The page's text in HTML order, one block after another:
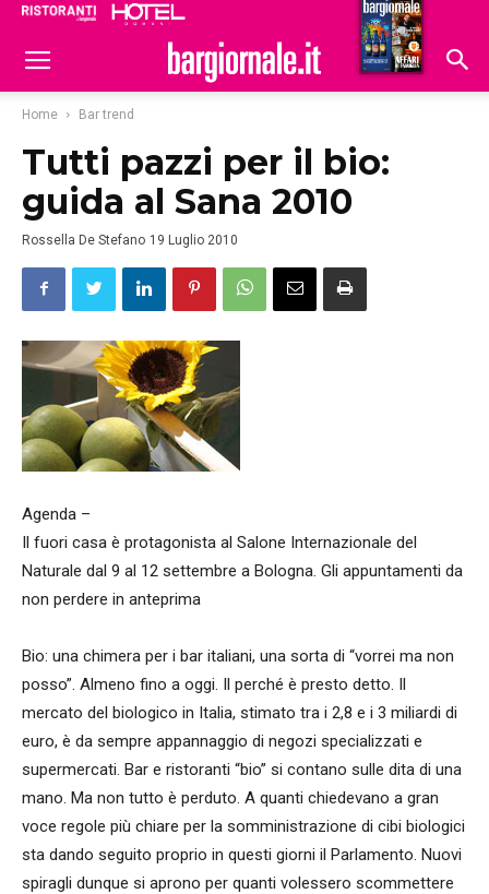
Hoteldomani
Home Bar trend
Tutti pazzi per il bio:
guida al Sana 2010
Rossella De Stefano 19 Luglio 2010
Agenda –
Il fuori casa è protagonista al Salone Internazionale del
Naturale dal 9 al 12 settembre a Bologna. Gli appuntamenti da
non perdere in anteprima
Bio: una chimera per i bar italiani, una sorta di “vorrei ma non
posso”. Almeno fino a oggi. Il perché è presto detto. Il
mercato del biologico in Italia, stimato tra i 2,8 e i 3 miliardi di
euro, è da sempre appannaggio di negozi specializzati e
supermercati. Bar e ristoranti “bio” si contano sulle dita di una
mano. Ma non tutto è perduto. A quanti chiedevano a gran
voce regole più chiare per la somministrazione di cibi biologici
sta dando seguito proprio in questi giorni il Parlamento. Nuovi
spiragli dunque si aprono per quanti volessero scommettere